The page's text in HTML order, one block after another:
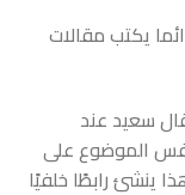
يكتب مقالات
سعيد عند
الموضوع على
ينشئ رابطًا خلفيًا